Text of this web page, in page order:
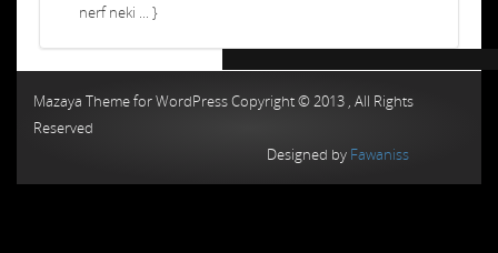
nerf neki ... }
Mazaya Theme for WordPress Copyright © 2013 , All Rights
Reserved
Designed by Fawaniss